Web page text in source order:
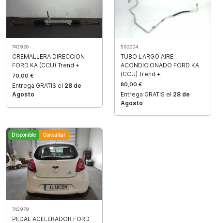
742920
CREMALLERA DIRECCION
FORD KA (CCU) Trend +
70,00 €
Entrega GRATIS el 28 de
Agosto
592204
TUBO LARGO AIRE
ACONDICIONADO FORD KA
(CCU) Trend +
80,00 €
Entrega GRATIS el 28 de
Agosto
Disponible Consultar
742979
PEDAL ACELERADOR FORD